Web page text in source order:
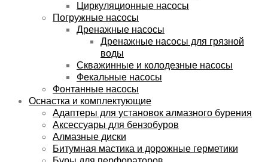
Циркуляционные насосы
Погружные насосы
Дренажные насосы
Дренажные насосы для грязной
воды
Скважинные и колодезные насосы
Фекальные насосы
Фонтанные насосы
Оснастка и комплектующие
Адаптеры для установок алмазного бурения
Аксессуары для бензобуров
Алмазные диски
Битумная мастика и дорожные герметики